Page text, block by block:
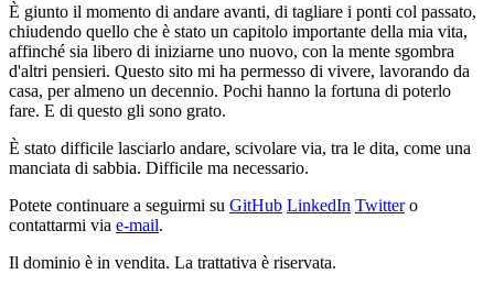
È giunto il momento di andare avanti, di tagliare i ponti col passato,
chiudendo quello che è stato un capitolo importante della mia vita,
affinché sia libero di iniziarne uno nuovo, con la mente sgombra
d'altri pensieri. Questo sito mi ha permesso di vivere, lavorando da
casa, per almeno un decennio. Pochi hanno la fortuna di poterlo
fare. E di questo gli sono grato.
È stato difficile lasciarlo andare, scivolare via, tra le dita, come una
manciata di sabbia. Difficile ma necessario.
Potete continuare a seguirmi su GitHub LinkedIn Twittero
contattarmi via e-mail.
Il dominio è in vendita. La trattativa è riservata.